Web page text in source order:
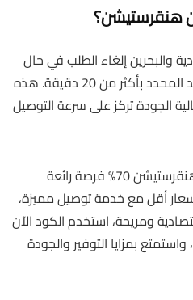
هنقرستيشن؟
والبحرين إلغاء الطلب في حال
تأخر مندوب التوصيل عن الموعد المحدد بأكثر من 20 دقيقة. هذه
الجودة تركز على سرعة التوصيل
في الختام، يمنحك كود خصم هنقرستيشن 70% فرصة رائعة
أقل مع خدمة توصيل مميزة،
ومريحة، استخدم الكود الآن
بمزايا التوفير والجودة